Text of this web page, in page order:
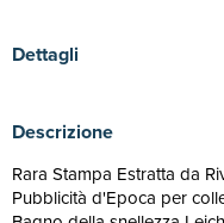
Dettagli
Descrizione
Rara Stampa Estratta da
Pubblicità d'Epoca per